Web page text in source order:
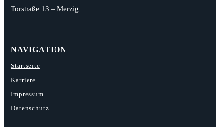
Torstraße 13 – Merzig
NAVIGATION
Startseite
Karriere
Impressum
Datenschutz